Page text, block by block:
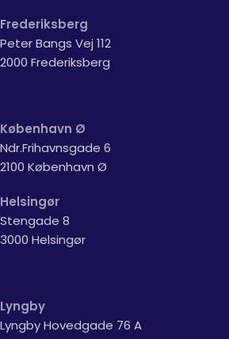
Frederiksberg
Peter Bangs Vej 112
2000 Frederiksberg
København Ø
Ndr.Frihavnsgade 6
2100 København Ø
Helsingør
Stengade 8
3000 Helsingør
Lyngby
Lyngby Hovedgade 76 A